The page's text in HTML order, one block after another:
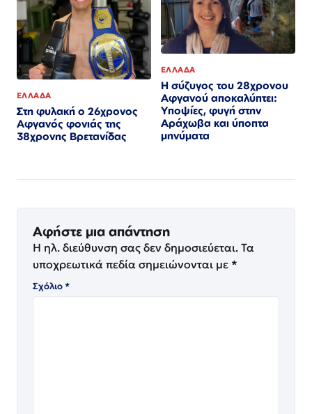
ΕΛΛΑΔΑ
Στη φυλακή ο 26χρονος
Αφγανός φονιάς της
38χρονης Βρετανίδας
ΕΛΛΑΔΑ
Η σύζυγος του 28χρονου
Αφγανού αποκαλύπτει:
Υποψίες, φυγή στην
Αράχωβα και ύποπτα
μηνύματα
Αφήστε μια απάντηση
Η ηλ. διεύθυνση σας δεν δημοσιεύεται. Τα
υποχρεωτικά πεδία σημειώνονται με *
Σχόλιο*